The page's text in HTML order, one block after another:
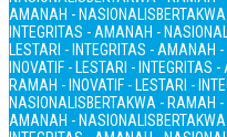
AMANAH - NASIONALIS
INTEGRITAS - AMANAH -
LESTARI - INTEGRITAS - AMANAH
INOVATIF - LESTARI - INTEGRITAS
RAMAH - INOVATIF - LESTARI -
NASIONALISBERTAKWA - RAMAH
AMANAH - NASIONALIS